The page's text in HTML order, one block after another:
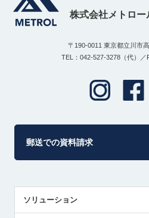
株式会社メトロー
〒190-0011 東京都立川市
TEL：042-527-3278（代）／
郵送での資料請求
ソリューション